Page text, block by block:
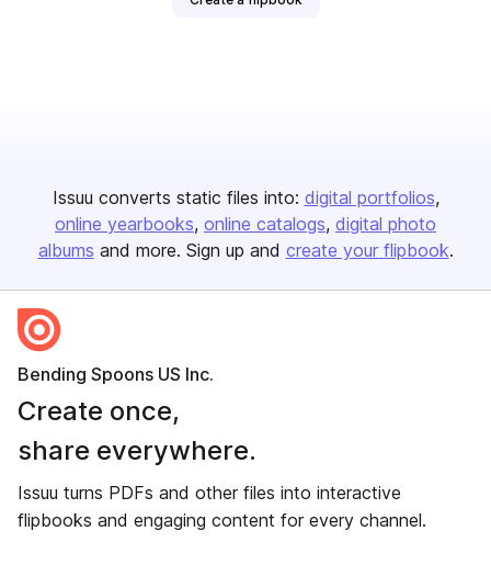
Issuu converts static files into: digital portfolios
online yearbooks online catalogs digital photo
albums and more. Sign up and create your flipbook.
Bending Spoons US Inc.
Create once,
share everywhere.
Issuu turns PDFs and other files into interactive
flipbooks and engaging content for every channel.